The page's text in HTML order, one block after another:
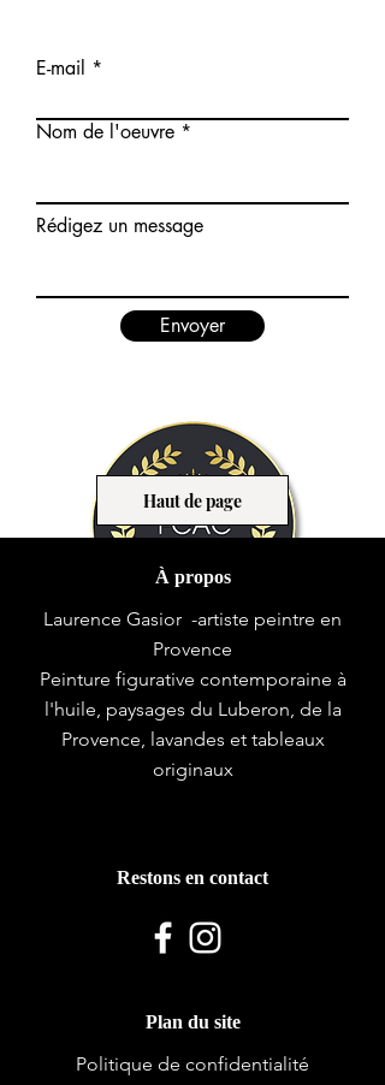
E-mail
Nom de l'oeuvre
Rédigez un message
Envoyer
Haut de page
2026 Laurence GASIOR
À propos
Laurence Gasior -artiste peintre en
Provence
Peinture figurative contemporaine à
l'huile, paysages du Luberon, de la
Provence, lavandes et tableaux
originaux
Restons en contact
Plan du site
Politique de confidentialité